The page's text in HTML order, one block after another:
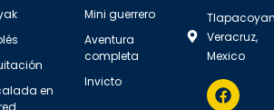
en
Mini guerrero
Aventura
completa
Invicto
Veracruz,
Mexico